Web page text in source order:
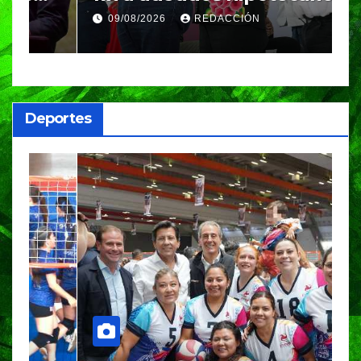
entrega vivienda digna a
familias poblanas
09/08/2026 REDACCIÓN
Deportes